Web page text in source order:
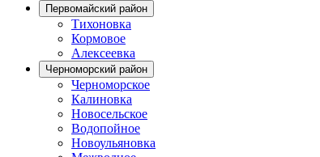
Первомайский район
Тихоновка
Кормовое
Алексеевка
Черноморский район
Черноморское
Калиновка
Новосельское
Водопойное
Новоульяновка